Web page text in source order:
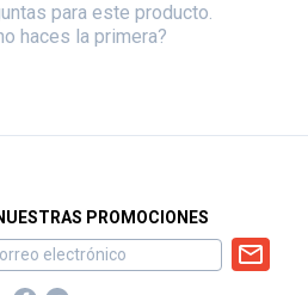
para este producto.
haces la primera?
PROMOCIONES